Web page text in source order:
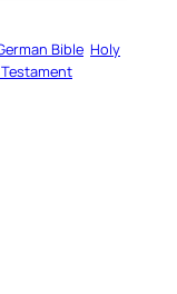
Bible Holy